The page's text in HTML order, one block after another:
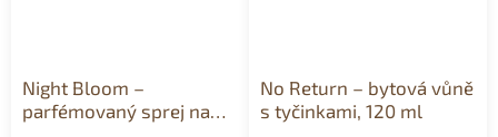
Night Bloom –
parfémovaný sprej na
No Return – bytová vůně
s tyčinkami, 120 ml